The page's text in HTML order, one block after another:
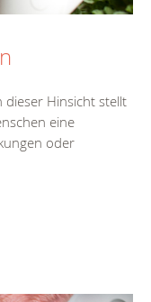
dieser Hinsicht stellt
eine
oder